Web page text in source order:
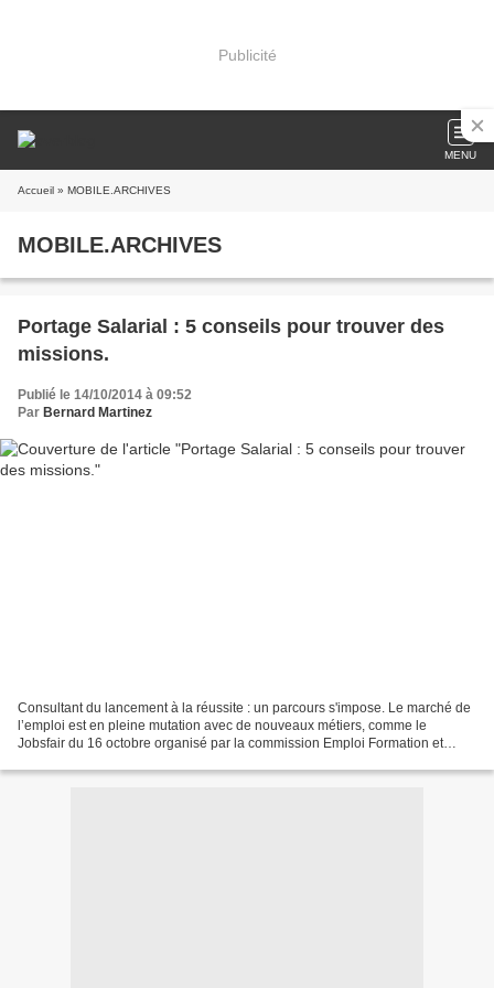
Publicité
MENU
Accueil » MOBILE.ARCHIVES
MOBILE.ARCHIVES
Portage Salarial : 5 conseils pour trouver des
missions.
Publié le 14/10/2014 à 09:52
Par Bernard Martinez
Consultant du lancement à la réussite : un parcours s'impose. Le marché de
l’emploi est en pleine mutation avec de nouveaux métiers, comme le
Jobsfair du 16 octobre organisé par la commission Emploi Formation et